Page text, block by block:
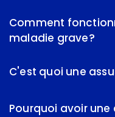
Comment
maladie grave?
C'est quoi une
Pourquoi avoir